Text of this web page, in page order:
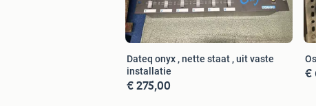
Dateq onyx , nette staat , uit vaste
installatie
€ 275,00
€